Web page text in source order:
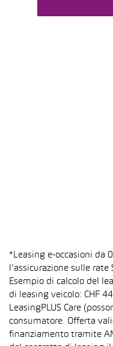
*Leasing e-occasioni da
l’assicurazione sulle
Esempio di calcolo del
di leasing veicolo: CHF
LeasingPLUS Care
consumatore. Offerta
finanziamento tramite